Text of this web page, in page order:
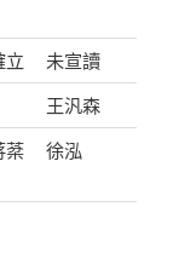
立
未宣讀
王汎森
棻
徐泓